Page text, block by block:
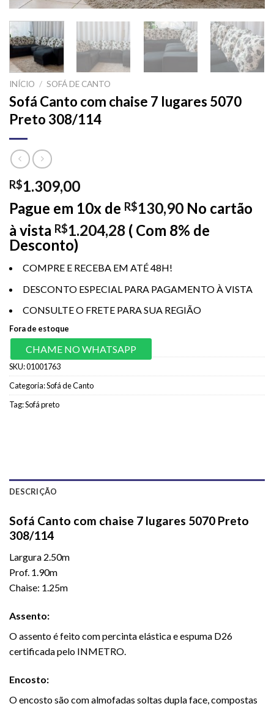
INÍCIO / SOFÁ DE CANTO
Sofá Canto com chaise 7 lugares 5070
Preto 308/114
R$1.309,00
Pague em 10x de R$130,90 No cartão
à vista R$1.204,28 ( Com 8% de
Desconto)
COMPRE E RECEBA EM ATÉ 48H!
DESCONTO ESPECIAL PARA PAGAMENTO À VISTA
CONSULTE O FRETE PARA SUA REGIÃO
Fora de estoque
CHAME NO WHATSAPP
SKU:01001763
Categoria:Sofá de Canto
Tag:Sofá preto
DESCRIÇÃO
Sofá Canto com chaise 7 lugares 5070 Preto
308/114
Largura 2.50m
Prof. 1.90m
Chaise: 1.25m
Assento:
O assento é feito com percinta elástica e espuma D26
certificada pelo INMETRO.
Encosto:
O encosto são com almofadas soltas dupla face, compostas